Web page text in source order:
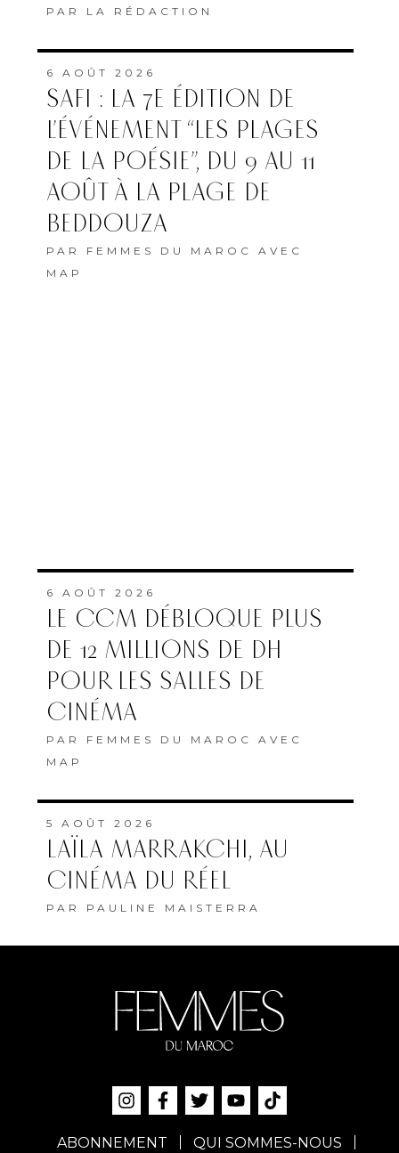
PAR LA RÉDACTION
6 AOÛT 2026
SAFI : LA 7E ÉDITION DE
L’ÉVÉNEMENT “LES PLAGES
DE LA POÉSIE”, DU 9 AU 11
AOÛT À LA PLAGE DE
BEDDOUZA
PAR FEMMES DU MAROC AVEC
MAP
6 AOÛT 2026
LE CCM DÉBLOQUE PLUS
DE 12 MILLIONS DE DH
POUR LES SALLES DE
CINÉMA
PAR FEMMES DU MAROC AVEC
MAP
5 AOÛT 2026
LAÏLA MARRAKCHI, AU
CINÉMA DU RÉEL
PAR PAULINE MAISTERRA
ABONNEMENT QUI SOMMES-NOUS